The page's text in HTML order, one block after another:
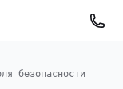
безопасности